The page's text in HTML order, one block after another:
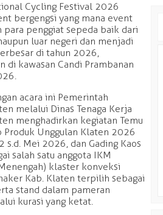
Cycling Festival 2026
bergengsi yang mana event
penggiat sepeda baik dari
luar negeri dan menjadi
di tahun 2026,
di kawasan Candi Prambanan
acara ini Pemerintah
melalui Dinas Tenaga Kerja
menghadirkan kegiatan Temu
Produk Unggulan Klaten 2026
s.d. Mei 2026, dan Gading Kaos
salah satu anggota IKM
klaster konveksi
Kab. Klaten terpilih sebagai
stand dalam pameran
kurasi yang ketat.